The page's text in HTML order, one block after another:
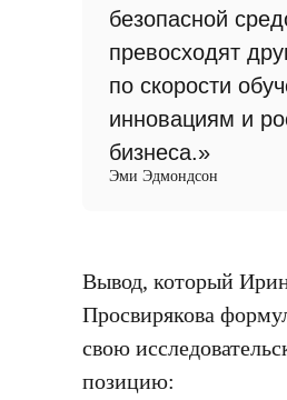
безопасной
превосходят
по скорости
инновациям и
бизнеса.»
Эми Эдмондсон
Вывод, который
Просвирякова
свою
позицию: